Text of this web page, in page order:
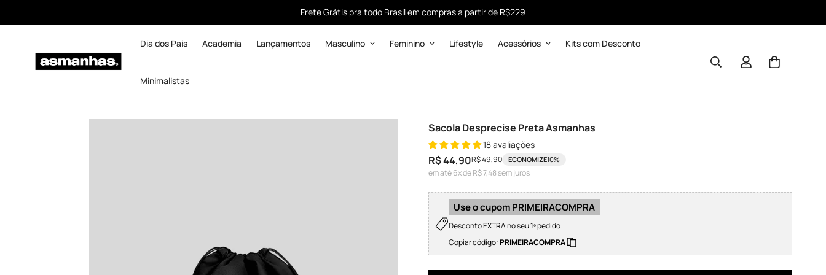
Frete Grátis pra todo Brasil em compras a partir de R$229
Dia dos Pais Academia Lançamentos Masculino Feminino Lifestyle Acessórios Kits com Desconto
Minimalistas
Sacola Desprecise Preta Asmanhas
18 avaliações
Preço
de
R$ 44,90
Preço
regular
R$ 49,90 ECONOMIZE10%
em até 6x de R$ 7,48 sem juros
Use o cupom PRIMEIRACOMPRA
Desconto EXTRA no seu 1º pedido
Copiar código:PRIMEIRACOMPRA